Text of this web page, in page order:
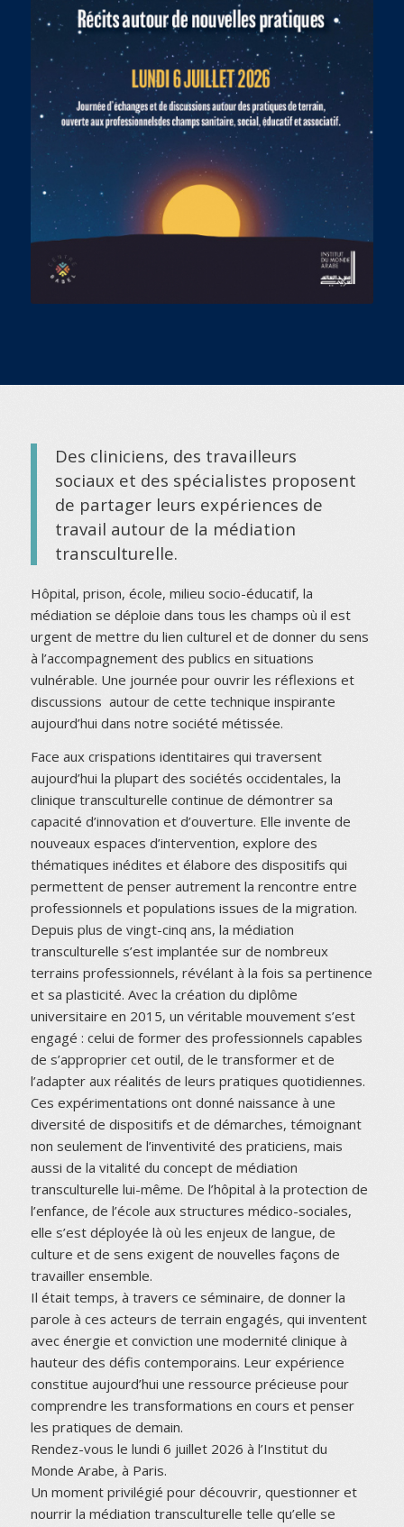
Des cliniciens, des travailleurs
sociaux et des spécialistes proposent
de partager leurs expériences de
travail autour de la médiation
transculturelle.
Hôpital, prison, école, milieu socio-éducatif, la
médiation se déploie dans tous les champs où il est
urgent de mettre du lien culturel et de donner du sens
à l’accompagnement des publics en situations
vulnérable. Une journée pour ouvrir les réflexions et
discussions autour de cette technique inspirante
aujourd’hui dans notre société métissée.
Face aux crispations identitaires qui traversent
aujourd’hui la plupart des sociétés occidentales, la
clinique transculturelle continue de démontrer sa
capacité d’innovation et d’ouverture. Elle invente de
nouveaux espaces d’intervention, explore des
thématiques inédites et élabore des dispositifs qui
permettent de penser autrement la rencontre entre
professionnels et populations issues de la migration.
Depuis plus de vingt-cinq ans, la médiation
transculturelle s’est implantée sur de nombreux
terrains professionnels, révélant à la fois sa pertinence
et sa plasticité. Avec la création du diplôme
universitaire en 2015, un véritable mouvement s’est
engagé : celui de former des professionnels capables
de s’approprier cet outil, de le transformer et de
l’adapter aux réalités de leurs pratiques quotidiennes.
Ces expérimentations ont donné naissance à une
diversité de dispositifs et de démarches, témoignant
non seulement de l’inventivité des praticiens, mais
aussi de la vitalité du concept de médiation
transculturelle lui-même. De l’hôpital à la protection de
l’enfance, de l’école aux structures médico-sociales,
elle s’est déployée là où les enjeux de langue, de
culture et de sens exigent de nouvelles façons de
travailler ensemble.
Il était temps, à travers ce séminaire, de donner la
parole à ces acteurs de terrain engagés, qui inventent
avec énergie et conviction une modernité clinique à
hauteur des défis contemporains. Leur expérience
constitue aujourd’hui une ressource précieuse pour
comprendre les transformations en cours et penser
les pratiques de demain.
Rendez-vous le lundi 6 juillet 2026 à l’Institut du
Monde Arabe, à Paris.
Un moment privilégié pour découvrir, questionner et
nourrir la médiation transculturelle telle qu’elle se